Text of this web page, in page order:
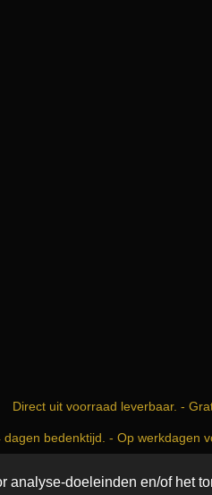
analyse-doeleinden en/of het
Direct uit voorraad leverbaar. -
dagen bedenktijd. - Op werkdagen
Rights Reserved. |